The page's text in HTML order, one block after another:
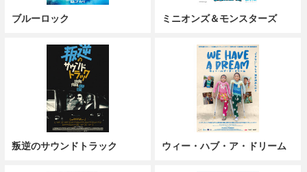
ブルーロック ミニオンズ＆モンスターズ
叛逆のサウンドトラック ウィー・ハブ・ア・ドリーム